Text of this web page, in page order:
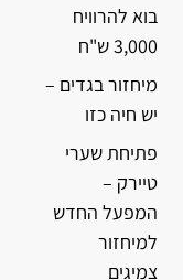
בוא להרוויח
3,000 ש"ח
מיחזור בגדים –
יש חיה כזו
פתיחת שערי
טיירק –
המפעל החדש
למיחזור
צמיגים